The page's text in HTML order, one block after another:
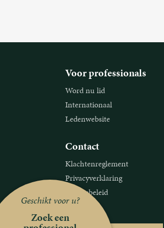
Geschikt voor u?
Zoek een
Voor professionals
Word nu lid
Internationaal
Ledenwebsite
Contact
Klachtenreglement
Privacyverklaring
Cookiebeleid
Disclaimer